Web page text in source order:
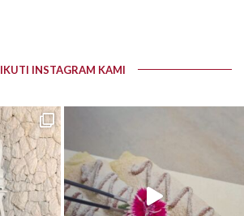
IKUTI INSTAGRAM KAMI